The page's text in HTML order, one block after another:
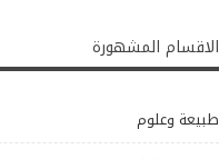
الاقسام المشهورة
طبيعة وعلوم